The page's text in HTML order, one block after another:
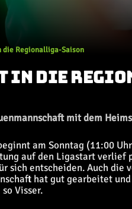
die Regionalliga-Saison
IN DIE
mit dem
am Sonntag (11:00
auf den Ligastart
sich entscheiden. Auch
hat gut gearbeitet
Visser.